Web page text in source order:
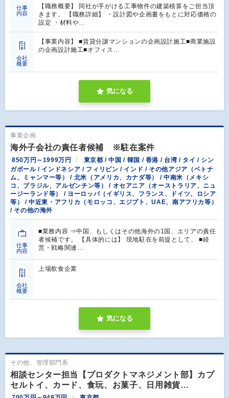
仕事
内容
【職務概要】 同社が手がける工事物件の建築積算をご担当頂
きます。 【職務詳細】 ・設計図や企画書をもとに対応価格の
設定 ・材料や…
会社
概要
【事業内容】 ■賃貸分譲マンションの企画設計施工■商業施設
の企画設計施工■オフィス…
気になる
事業企画
海外子会社の責任者候補 ※駐在案件
850万円～1999万円
東京都 / 中国 / 韓国 / 香港 / 台湾 / タイ / シン
ガポール / インドネシア / フィリピン / インド / その他アジア（ベトナ
ム、ミャンマー等） / 北米（アメリカ、カナダ等） / 中南米（メキシ
コ、ブラジル、アルゼンチン等） / オセアニア（オーストラリア、ニュ
ージーランド等） / ヨーロッパ（イギリス、フランス、ドイツ、ロシア
等） / 中近東・アフリカ（モロッコ、エジプト、UAE、南アフリカ等）
/ その他の海外
仕事
内容
■業務内容 ⇒中国、もしくはその他海外の1国、エリアの責任
者候補です。 【具体的には】 現地駐在を前提として、 ■経
営・戦略関連…
会社
概要
上場飲食企業
気になる
その他、管理部門系
相談センター担当【プロダクトマネジメント部】カプ
セルトイ、カード、食玩、お菓子、日用雑貨…